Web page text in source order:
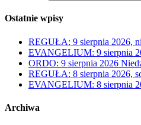
Ostatnie wpisy
REGUŁA: 9 sierpnia 2026,
EVANGELIUM: 9 sierpnia
ORDO: 9 sierpnia 2026
REGUŁA: 8 sierpnia 2026,
EVANGELIUM: 8 sierpnia
Archiwa